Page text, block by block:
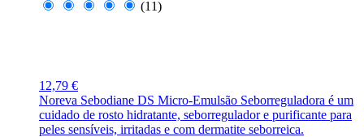
(11)
12,79 €
Noreva Sebodiane DS Micro-Emulsão Seborreguladora é um
cuidado de rosto hidratante, seborregulador e purificante para
peles sensíveis, irritadas e com dermatite seborreica.